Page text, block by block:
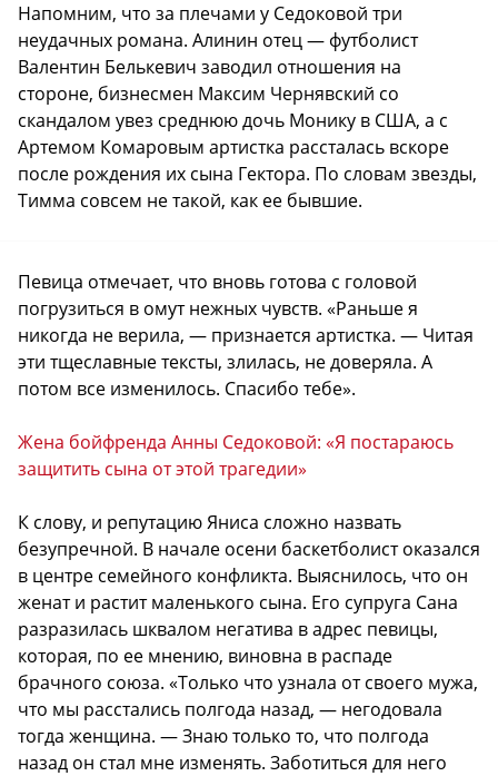
Напомним, что за плечами у Седоковой три
неудачных романа. Алинин отец — футболист
Валентин Белькевич заводил отношения на
стороне, бизнесмен Максим Чернявский со
скандалом увез среднюю дочь Монику в США, а с
Артемом Комаровым артистка рассталась вскоре
после рождения их сына Гектора. По словам звезды,
Тимма совсем не такой, как ее бывшие.
Певица отмечает, что вновь готова с головой
погрузиться в омут нежных чувств. «Раньше я
никогда не верила, — признается артистка. — Читая
эти тщеславные тексты, злилась, не доверяла. А
потом все изменилось. Спасибо тебе».
Жена бойфренда Анны Седоковой: «Я постараюсь
защитить сына от этой трагедии»
К слову, и репутацию Яниса сложно назвать
безупречной. В начале осени баскетболист оказался
в центре семейного конфликта. Выяснилось, что он
женат и растит маленького сына. Его супруга Сана
разразилась шквалом негатива в адрес певицы,
которая, по ее мнению, виновна в распаде
брачного союза. «Только что узнала от своего мужа,
что мы расстались полгода назад, — негодовала
тогда женщина. — Знаю только то, что полгода
назад он стал мне изменять. Заботиться для него